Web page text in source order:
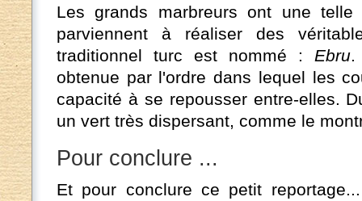
Les grands marbreurs ont une
parviennent à réaliser des
traditionnel turc est nommé : Ebru.
obtenue par l'ordre dans lequel les
capacité à se repousser entre-elles.
un vert très dispersant, comme le
Pour conclure ...
Et pour conclure ce petit